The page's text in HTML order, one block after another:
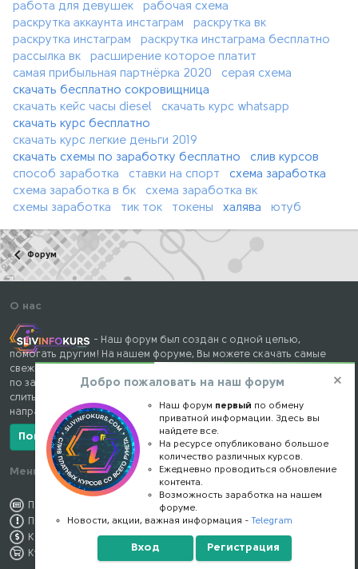
работа для девушек
рабочая схема
раскрутка аккаунта инстаграм
раскрутка вк
раскрутка инстаграм
раскрутка инстаграма бесплатно
рассылка вк
расширение которое платит
самая прибыльная партнёрка 2020
серая схема
скачать бесплатно сокровищница
скачать кейс часы diesel
скачать курс whatsapp
скачать курс бесплатно
скачать курс легкие деньги 2019
скачать схемы по заработку бесплатно
слив курсов
способ заработка
ставки на спорт
схема заработка
схема заработка в бк
схема заработка вк
схемы заработка
тик ток токены халява ютуб
Форум
О нас
- Наш форум был создан с одной целью,
помогать другим! На нашем форуме, Вы можете скачать самые
свежие и популярные курсы, книги, тренинги и вебинары, схемы
по заработку, различные мануалы и готовые кейсы, а так же
слитые складчины с торрент ресурсов, по самым разным
направлениям бесплатно!
Показать/скрыть больше
Меню форума
Помощь по форуму
Правила форума
Как заработать
Купить премиум
Наши контакты
Обратная связь
Конфиденциальность
Правообладателям
Добро пожаловать на наш форум
Наш форум первый по обмену
приватной информации. Здесь вы
найдете все.
На ресурсе опубликовано большое
количество различных курсов.
Ежедневно проводиться обновление
контента.
Возможность заработка на нашем
форуме.
Новости, акции, важная информация - Telegram
Вход Регистрация